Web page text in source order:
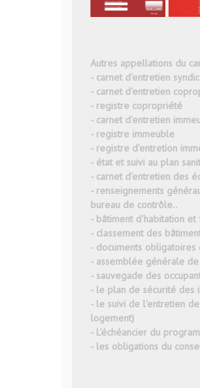
Autres appellations du
- carnet d'entretien syndic
- carnet d'entretien
- registre copropriété
- carnet d'entretien
- registre immeuble
- registre d'entretion
- état et suivi au plan
- carnet d'entretien des
- renseignements
bureau de contrôle..
- bâtiment d'habitation
- classement des
- documents
- assemblée générale
- sauvegade des
- le plan de sécurité des
- le suivi de l'entretien
logement)
- L'échéancier du
- les obligations du